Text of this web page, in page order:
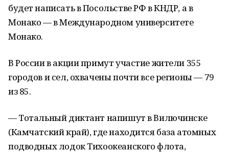
будет написать в Посольстве РФ в КНДР, а в
Монако — в Международном университете
Монако.
В России в акции примут участие жители 355
городов и сел, охвачены почти все регионы — 79
из 85.
— Тотальный диктант напишут в Вилючинске
(Камчатский край), где находится база атомных
подводных лодок Тихоокеанского флота,